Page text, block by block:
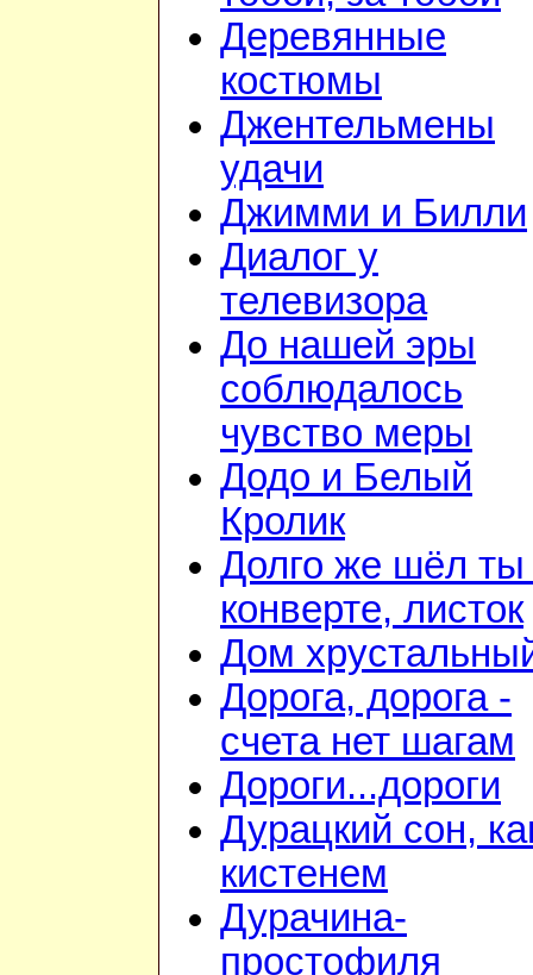
Деревянные
костюмы
Джентельмены
удачи
Джимми и Билли
Диалог у
телевизора
До нашей эры
соблюдалось
чувство меры
Додо и Белый
Кролик
Долго же шёл ты
конверте, листок
Дом
Дорога, дорога -
счета нет шагам
Дороги...дороги
Дурацкий сон,
кистенем
Дурачина-
простофиля